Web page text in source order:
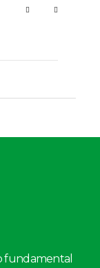
fundamental